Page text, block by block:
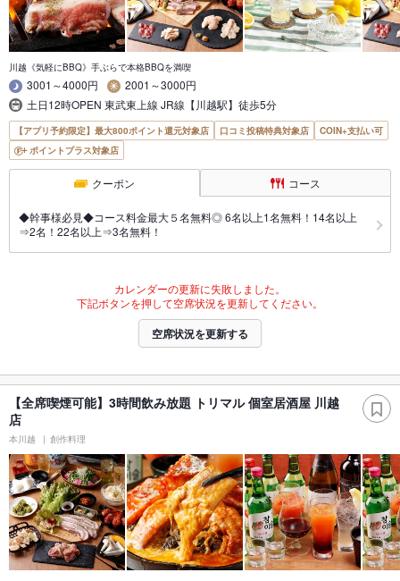
川越《気軽にBBQ》手ぶらで本格BBQを満喫
3001～4000円
2001～3000円
土日12時OPEN 東武東上線 JR線【川越駅】徒歩5分
【アプリ予約限定】最大800ポイント還元対象店 口コミ投稿特典対象店
COIN+支払い可
ポイントプラス対象店
クーポン コース
◆幹事様必見◆コース料金最大５名無料◎ 6名以上1名無料！14名以上
⇒2名！22名以上⇒3名無料！
カレンダーの更新に失敗しました。
下記ボタンを押して空席状況を更新してください。
空席状況を更新する
【全席喫煙可能】3時間飲み放題 トリマル 個室居酒屋 川越
店
本川越 創作料理